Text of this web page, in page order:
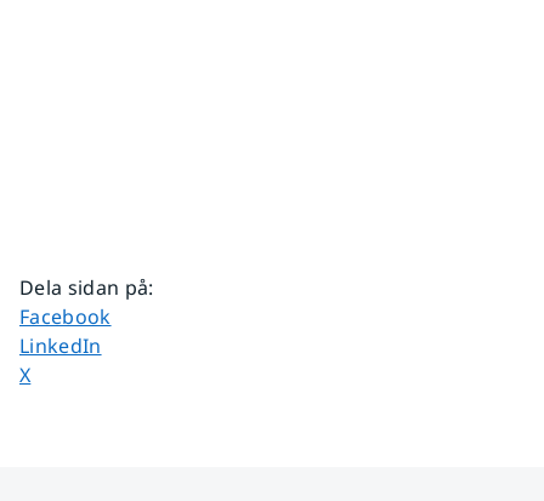
Dela sidan på:
Dela sidan på
Facebook
Dela sidan på
LinkedIn
Dela sidan på
X